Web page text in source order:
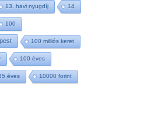
13. havi nyugdíj 14
100
100 milliós keret
100 éves
éves 10000 forint